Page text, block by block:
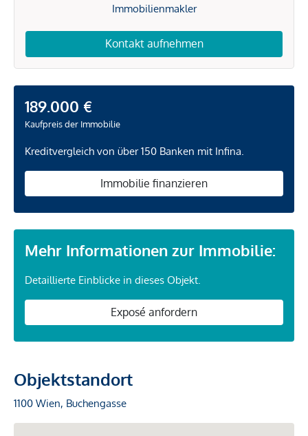
Immobilienmakler
Kontakt aufnehmen
189.000 €
Kaufpreis der Immobilie
Kreditvergleich von über 150 Banken mit Infina.
Immobilie finanzieren
Mehr Informationen zur Immobilie:
Detaillierte Einblicke in dieses Objekt.
Exposé anfordern
Objektstandort
1100 Wien, Buchengasse